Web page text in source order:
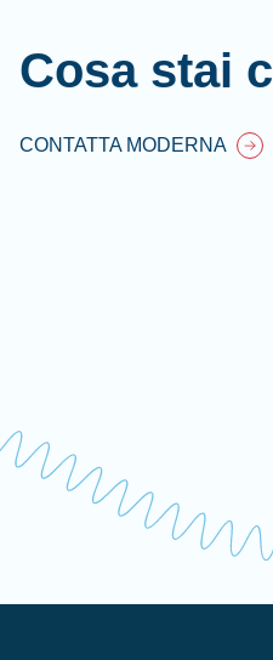
Cosa stai
CONTATTA MODERNA